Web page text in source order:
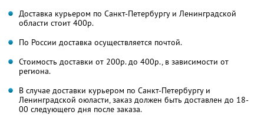
Доставка курьером по Санкт-Петербургу и Ленинградской
области стоит 400р.
По России доставка осуществляется почтой.
Стоимость доставки от 200р. до 400р., в зависимости от
региона.
В случае доставки курьером по Санкт-Петербургу и
Ленинградской оюласти, заказ должен быть доставлен до 18-
00 следующего дня после заказа.